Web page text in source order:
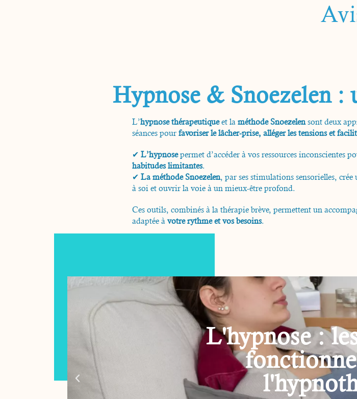
Hypnose & Snoezelen
L’hypnose thérapeutiqueet la méthode Snoezelensont deux
séances pour favoriser le lâcher-prise, alléger les tensions et
✔ L’hypnosepermet d’accéder à vos ressources inconscientes
habitudes limitantes.
✔ La méthode Snoezelen, par ses stimulations sensorielles, crée
à soi et ouvrir la voie à un mieux-être profond.
Ces outils, combinés à la thérapie brève, permettent un
adaptée à votre rythme et vos besoins.
6 choses à
séance